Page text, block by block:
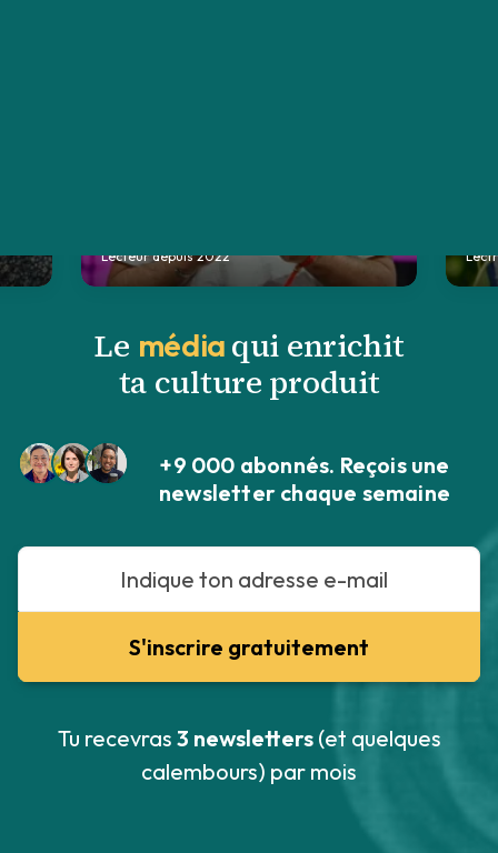
Lecteur depuis 2022
Le média qui enrichit
ta culture produit
+9 000 abonnés. Reçois une
newsletter chaque semaine
Tu recevras 3 newsletters(et quelques
calembours) par mois